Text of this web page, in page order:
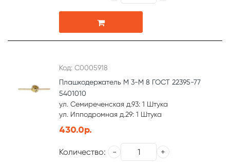
Код: С0005918
Плашкодержатель М 3-М 8 ГОСТ 22395-77
5401010
ул. Семиреченская д.93: 1 Штука
ул. Ипподромная д.29: 1 Штука
430.0р.
Количество: